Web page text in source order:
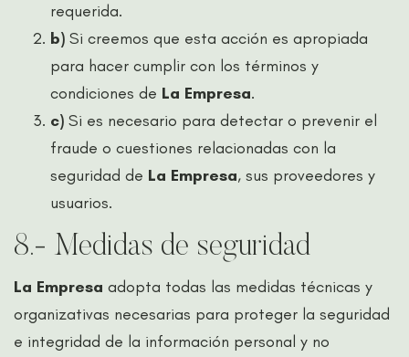
requerida.
b) Si creemos que esta acción es apropiada
para hacer cumplir con los términos y
condiciones de La Empresa.
c) Si es necesario para detectar o prevenir el
fraude o cuestiones relacionadas con la
seguridad de La Empresa, sus proveedores y
usuarios.
8.- Medidas de seguridad
La Empresa adopta todas las medidas técnicas y
organizativas necesarias para proteger la seguridad
e integridad de la información personal y no